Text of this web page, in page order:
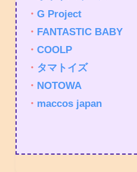
・ G Project
・ FANTASTIC BABY
・ COOLP
・ タマトイズ
・ NOTOWA
・ maccos japan